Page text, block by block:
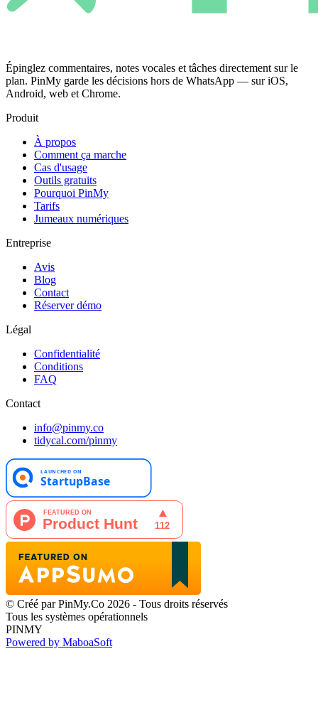
Épinglez commentaires, notes vocales et tâches directement sur le
plan. PinMy garde les décisions hors de WhatsApp — sur iOS,
Android, web et Chrome.
Produit
À propos
Comment ça marche
Cas d'usage
Outils gratuits
Pourquoi PinMy
Tarifs
Jumeaux numériques
Entreprise
Avis
Blog
Contact
Réserver démo
Légal
Confidentialité
Conditions
FAQ
Contact
info@pinmy.co
tidycal.com/pinmy
© Créé par PinMy.Co 2026 - Tous droits réservés
Tous les systèmes opérationnels
PINMY
Powered by MaboaSoft